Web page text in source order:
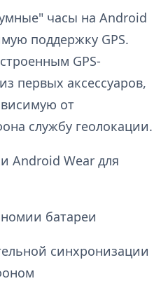
часы на Android
поддержку GPS.
GPS-
первых аксессуаров,
от
службу геолокации.
Android Wear для
батареи
синхронизации